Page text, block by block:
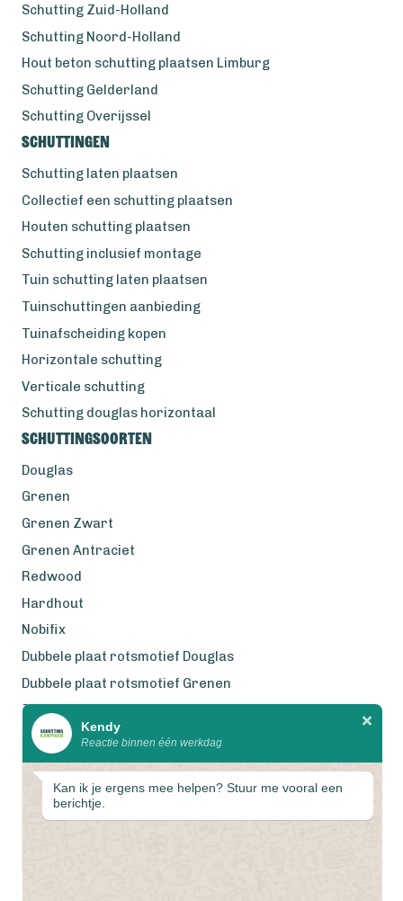
Schutting Zuid-Holland
Schutting Noord-Holland
Hout beton schutting plaatsen Limburg
Schutting Gelderland
Schutting Overijssel
Schuttingen
Schutting laten plaatsen
Collectief een schutting plaatsen
Houten schutting plaatsen
Schutting inclusief montage
Tuin schutting laten plaatsen
Tuinschuttingen aanbieding
Tuinafscheiding kopen
Horizontale schutting
Verticale schutting
Schutting douglas horizontaal
Schuttingsoorten
Douglas
Grenen
Grenen Zwart
Grenen Antraciet
Redwood
Hardhout
Nobifix
Dubbele plaat rotsmotief Douglas
Dubbele plaat rotsmotief Grenen
Zweeds Rabat Douglas
Wij werken met eerlijke
gecertificeerde houtsoorten
Kendy
Reactie binnen één werkdag
Kan ik je ergens mee helpen? Stuur me vooral een
berichtje.